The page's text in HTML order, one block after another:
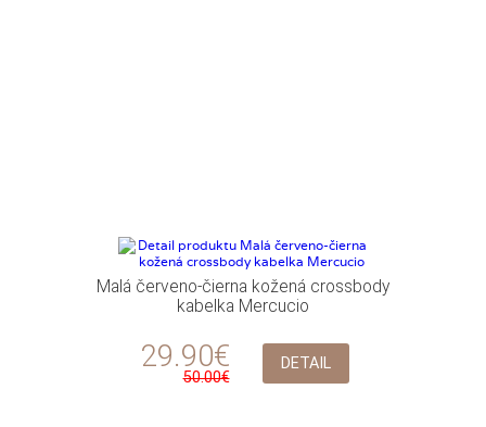
Malá červeno-čierna kožená crossbody
kabelka Mercucio
29.90€
50.00€
DETAIL